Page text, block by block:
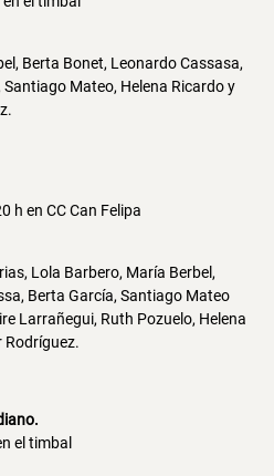
Berta Bonet, Leonardo Cassasa,
Mateo, Helena Ricardo y
h en CC Can Felipa
Lola Barbero, María Berbel,
Berta García, Santiago Mateo
Larrañegui, Ruth Pozuelo, Helena
Rodríguez.
el timbal